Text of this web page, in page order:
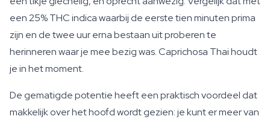
een 25% THC indica waarbij de eerste tien minuten prima
zijn en de twee uur erna bestaan uit proberen te
herinneren waar je mee bezig was. Caprichosa Thai houdt
je in het moment.
De gematigde potentie heeft een praktisch voordeel dat
makkelijk over het hoofd wordt gezien: je kunt er meer van